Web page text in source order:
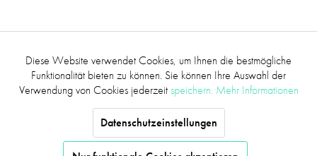
Versandkosten.
Funktionale Aktiv
Inaktiv
Diese Website verwendet Cookies, um Ihnen die bestmögliche
Funktionalität bieten zu können. Sie können Ihre Auswahl der
Verwendung von Cookies jederzeitspeichern. Mehr Informationen
Datenschutzeinstellungen